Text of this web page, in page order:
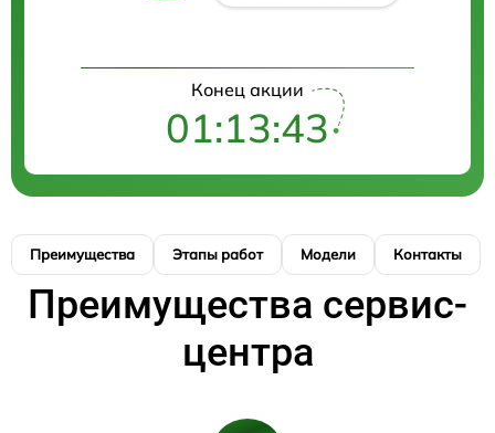
Конец акции
01:13:42
Преимущества Этапы работ Модели Контакты
Преимущества сервис-
центра